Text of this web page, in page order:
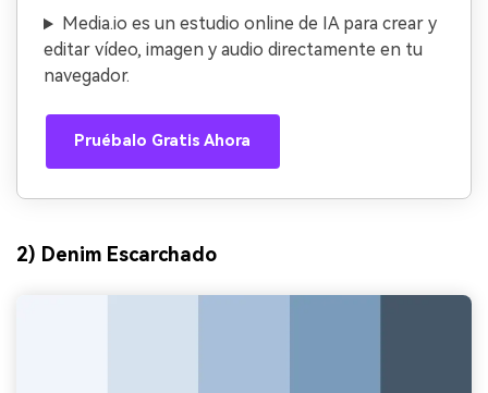
Media.io es un estudio online de IA para crear y
editar vídeo, imagen y audio directamente en tu
navegador.
Pruébalo Gratis Ahora
2) Denim Escarchado